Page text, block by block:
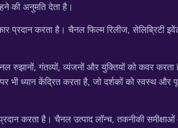
की अनुमति देता है।
प्रदान करता है। चैनल फिल्म रिलीज, सेलिब्रिटी
रुझानों, गंतव्यों, व्यंजनों और युक्तियों को कवर करता
ध्यान केंद्रित करता है, जो दर्शकों को स्वस्थ और
करता है। चैनल उत्पाद लॉन्च, तकनीकी